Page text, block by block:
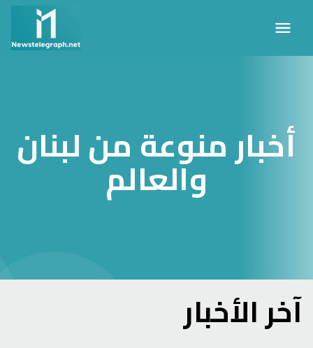
أخبار منوعة من لبنان
والعالم
آخر الأخبار